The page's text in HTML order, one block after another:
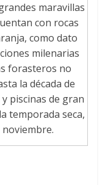
maravillas
con rocas
como dato
milenarias
forasteros no
la década de
piscinas de gran
temporada seca,